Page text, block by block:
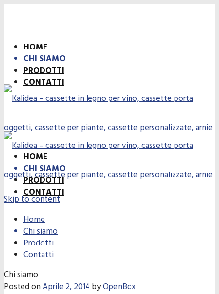
HOME
CHI SIAMO
PRODOTTI
CONTATTI
HOME
CHI SIAMO
PRODOTTI
CONTATTI
Skip to content
Home
Chi siamo
Prodotti
Contatti
Chi siamo
Posted onAprile 2, 2014byOpenBox